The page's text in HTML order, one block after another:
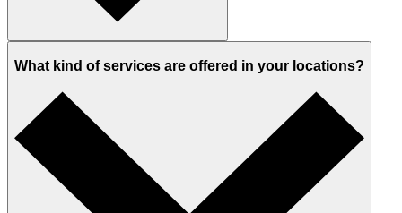
What kind of services are offered in your locations?